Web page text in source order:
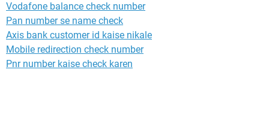
Vodafone balance check number
Pan number se name check
Axis bank customer id kaise nikale
Mobile redirection check number
Pnr number kaise check karen